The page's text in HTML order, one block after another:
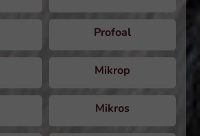
Profoal
Mikrop
Mikros